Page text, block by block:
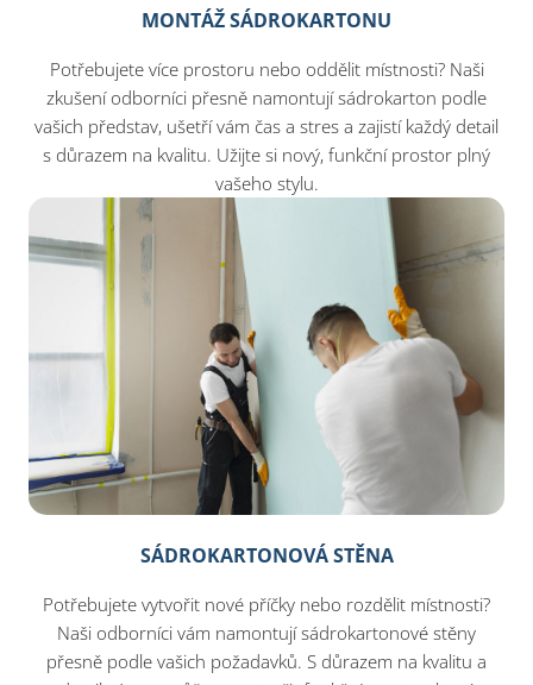
MONTÁŽ SÁDROKARTONU
Potřebujete více prostoru nebo oddělit místnosti? Naši
zkušení odborníci přesně namontují sádrokarton podle
vašich představ, ušetří vám čas a stres a zajistí každý detail
s důrazem na kvalitu. Užijte si nový, funkční prostor plný
vašeho stylu.
SÁDROKARTONOVÁ STĚNA
Potřebujete vytvořit nové příčky nebo rozdělit místnosti?
Naši odborníci vám namontují sádrokartonové stěny
přesně podle vašich požadavků. S důrazem na kvalitu a